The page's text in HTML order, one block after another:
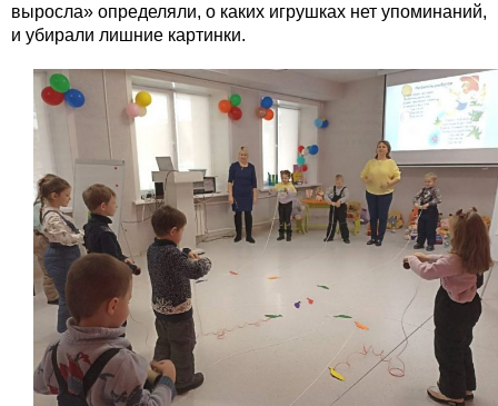
выросла» определяли, о каких игрушках нет упоминаний,
и убирали лишние картинки.